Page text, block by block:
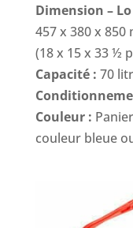
Dimension –
457 x 380 x 850
(18 x 15 x 33 ½
Capacité : 70
Couleur :
couleur bleue